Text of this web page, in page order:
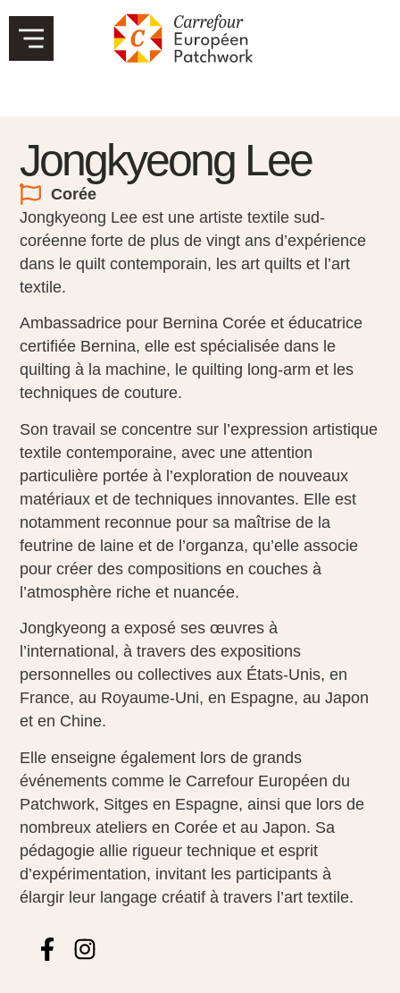
Jongkyeong Lee
Corée
Jongkyeong Lee est une artiste textile sud-
coréenne forte de plus de vingt ans d’expérience
dans le quilt contemporain, les art quilts et l’art
textile.
Ambassadrice pour Bernina Corée et éducatrice
certifiée Bernina, elle est spécialisée dans le
quilting à la machine, le quilting long-arm et les
techniques de couture.
Son travail se concentre sur l’expression artistique
textile contemporaine, avec une attention
particulière portée à l’exploration de nouveaux
matériaux et de techniques innovantes. Elle est
notamment reconnue pour sa maîtrise de la
feutrine de laine et de l’organza, qu’elle associe
pour créer des compositions en couches à
l’atmosphère riche et nuancée.
Jongkyeong a exposé ses œuvres à
l’international, à travers des expositions
personnelles ou collectives aux États-Unis, en
France, au Royaume-Uni, en Espagne, au Japon
et en Chine.
Elle enseigne également lors de grands
événements comme le Carrefour Européen du
Patchwork, Sitges en Espagne, ainsi que lors de
nombreux ateliers en Corée et au Japon. Sa
pédagogie allie rigueur technique et esprit
d’expérimentation, invitant les participants à
élargir leur langage créatif à travers l’art textile.